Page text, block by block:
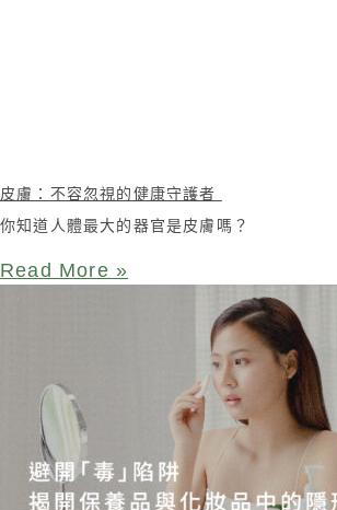
皮膚：不容忽視的健康守護者
你知道人體最大的器官是皮膚嗎？
Read More »